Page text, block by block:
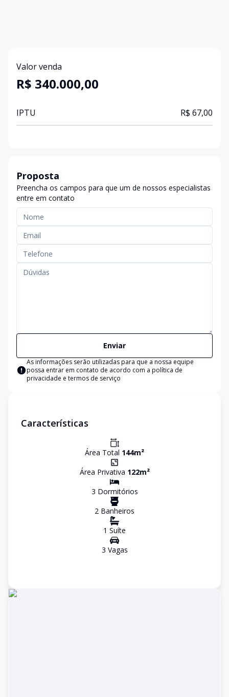
Valor venda
R$ 340.000,00
IPTU R$ 67,00
Proposta
Preencha os campos para que um de nossos especialistas
entre em contato
Enviar
As informações serão utilizadas para que a nossa equipe
possa entrar em contato de acordo com a política de
privacidade e termos de serviço
Características
Área Total 144m²
Área Privativa 122m²
3 Dormitórios
2 Banheiros
1 Suíte
3 Vagas